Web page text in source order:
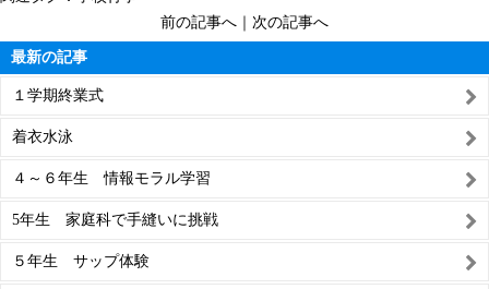
前の記事へ
次の記事へ
最新の記事
１学期終業式
着衣水泳
４～６年生 情報モラル学習
5年生 家庭科で手縫いに挑戦
５年生 サップ体験